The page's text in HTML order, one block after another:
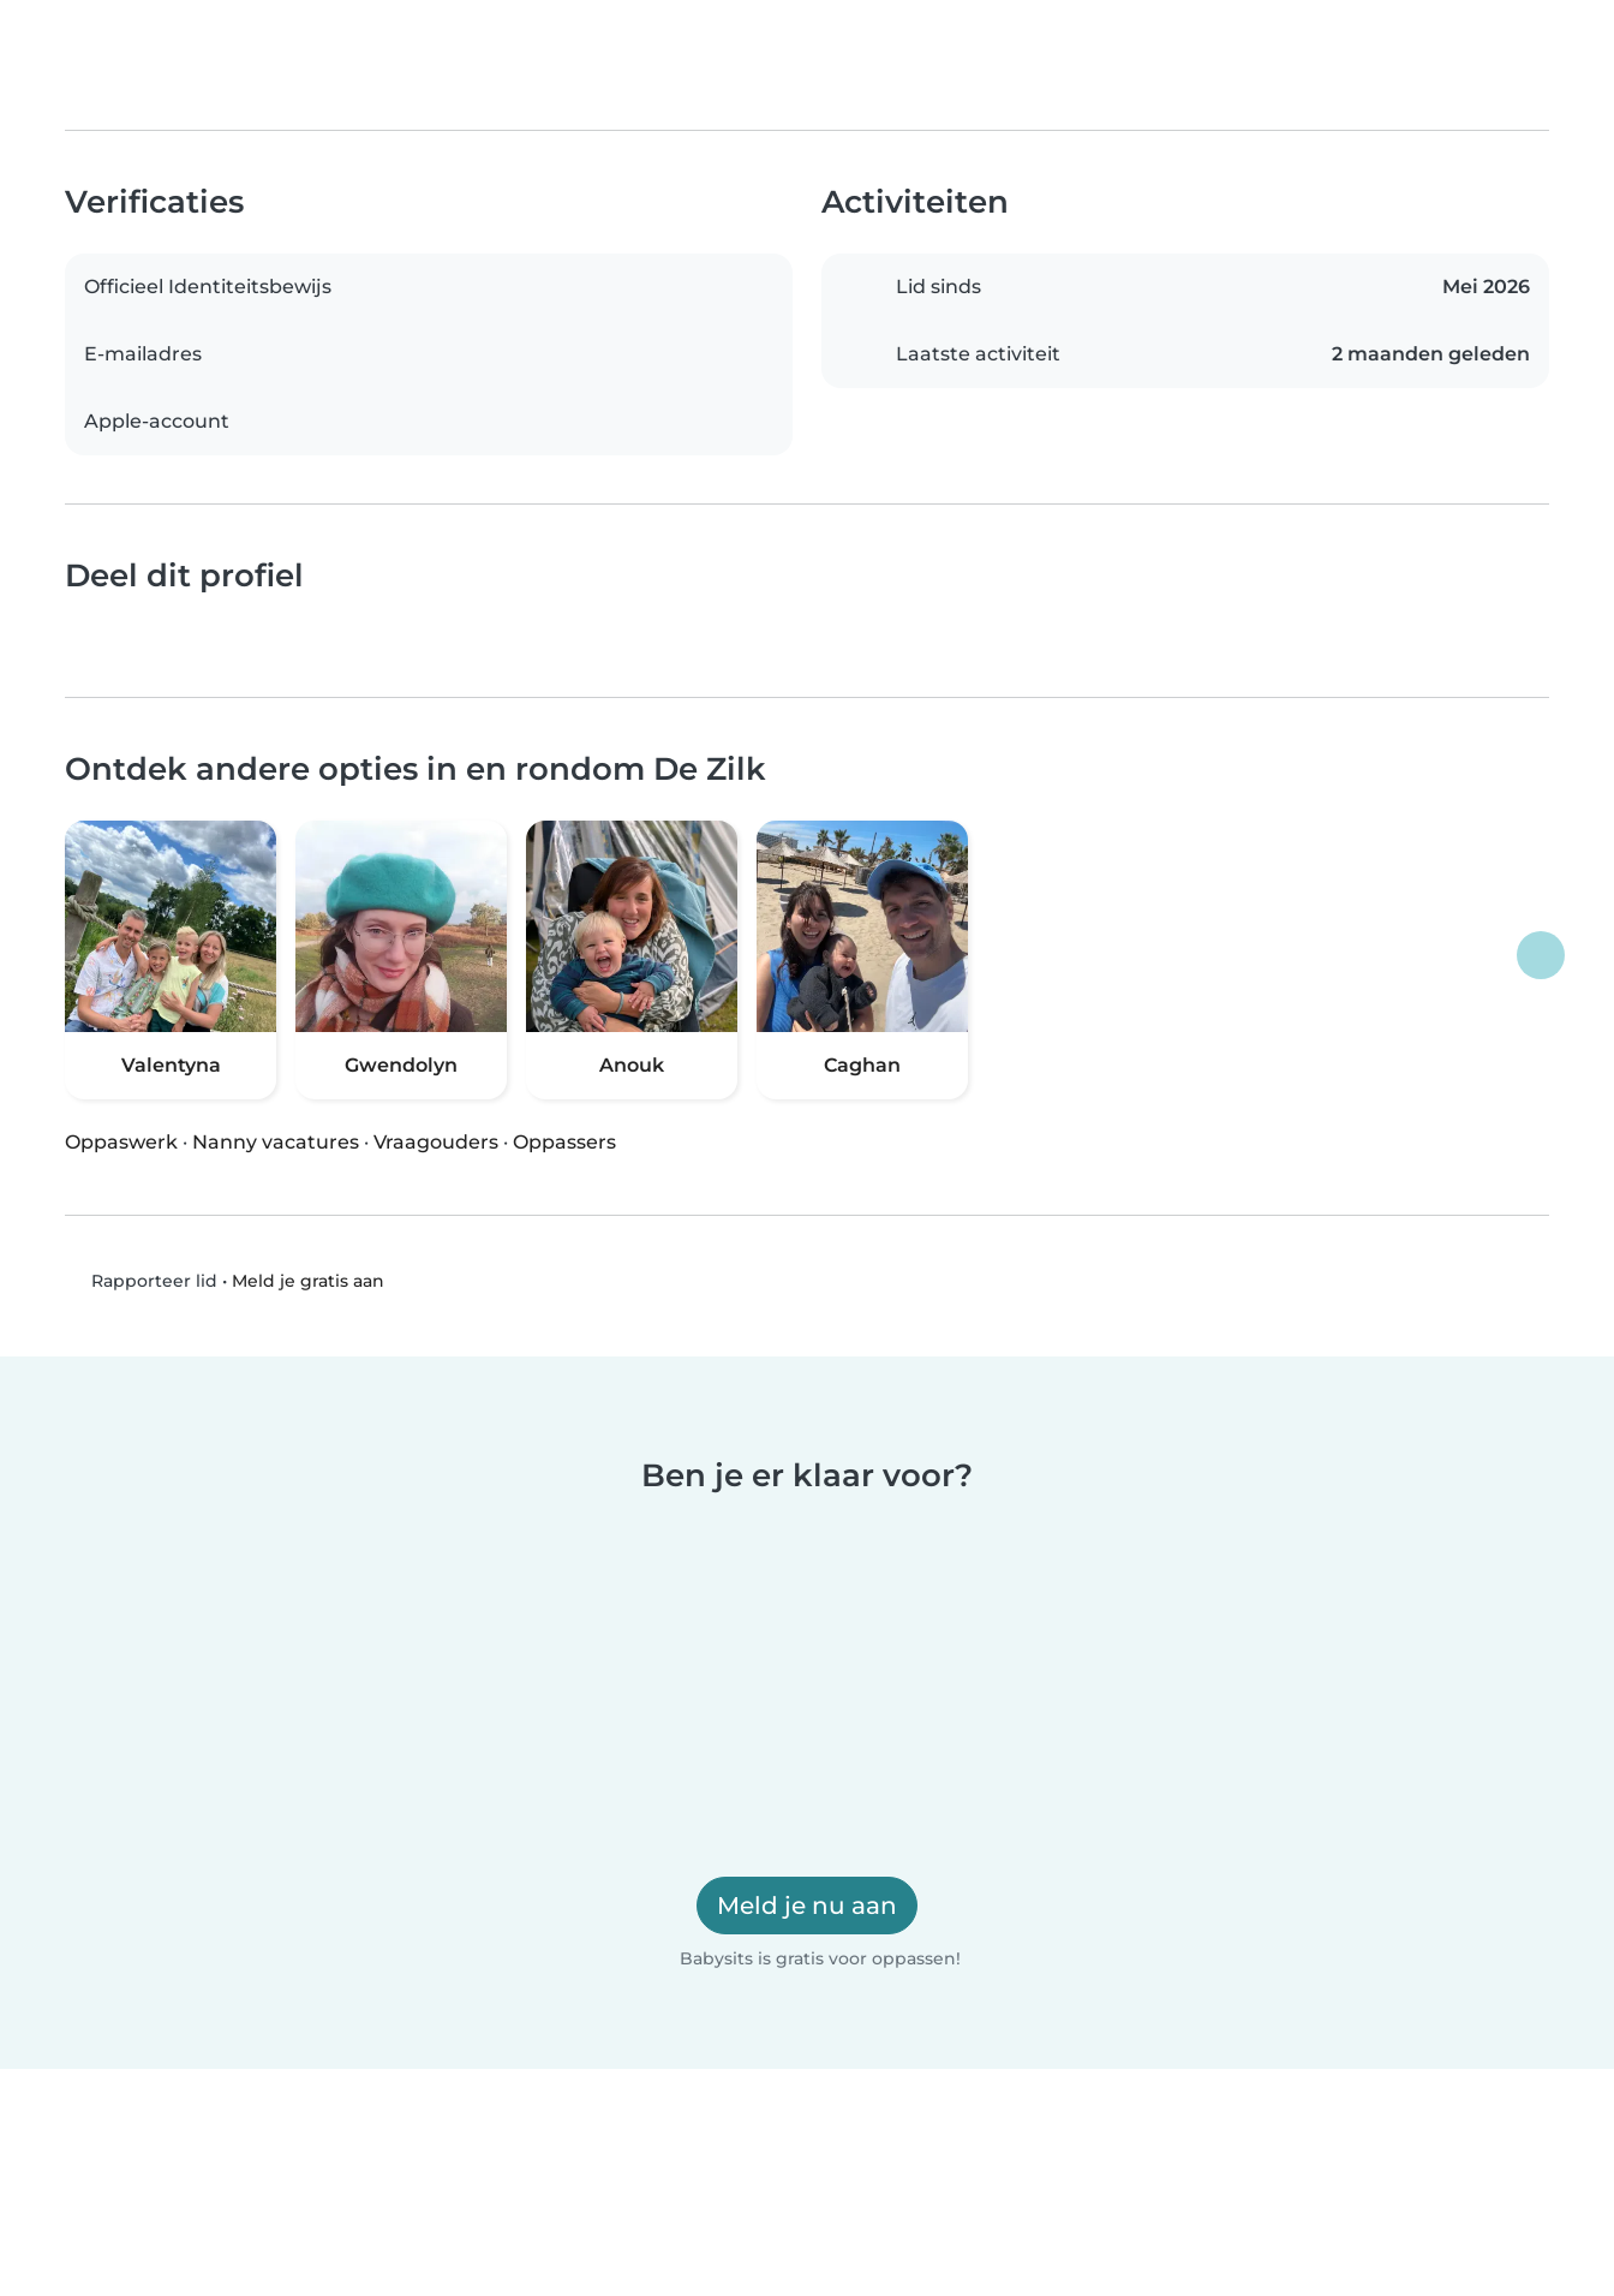
Verificaties
Officieel Identiteitsbewijs
E-mailadres
Apple-account
Activiteiten
Lid sinds Mei 2026
Laatste activiteit 2 maanden geleden
Deel dit profiel
Ontdek andere opties in en rondom De Zilk
Valentyna Gwendolyn Anouk Caghan
Oppaswerk · Nanny vacatures · Vraagouders · Oppassers
Rapporteer lid • Meld je gratis aan
Ben je er klaar voor?
Meld je nu aan
Babysits is gratis voor oppassen!